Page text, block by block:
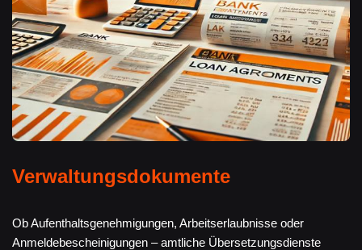
Verwaltungsdokumente
Ob Aufenthaltsgenehmigungen, Arbeitserlaubnisse oder
Anmeldebescheinigungen – amtliche Übersetzungsdienste